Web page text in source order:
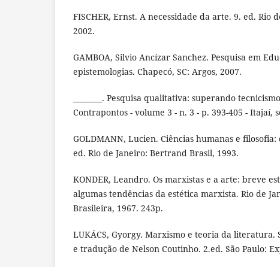
FISCHER, Ernst. A necessidade da arte. 9. ed. Rio
2002.
GAMBOA, Silvio Ancízar Sanchez. Pesquisa em
epistemologias. Chapecó, SC: Argos, 2007.
________. Pesquisa qualitativa: superando
Contrapontos - volume 3 - n. 3 - p. 393-405 - Itajaí,
GOLDMANN, Lucien. Ciências humanas e filosofia:
ed. Rio de Janeiro: Bertrand Brasil, 1993.
KONDER, Leandro. Os marxistas e a arte: breve
algumas tendências da estética marxista. Rio de
Brasileira, 1967. 243p.
LUKÁCS, Gyorgy. Marxismo e teoria da literatura.
e tradução de Nelson Coutinho. 2.ed. São Paulo: